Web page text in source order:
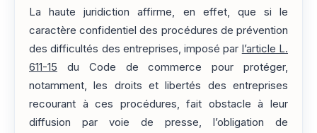
La haute juridiction affirme, en effet, que si le
caractère confidentiel des procédures de prévention
des difficultés des entreprises, imposé par l’article L.
611-15 du Code de commerce pour protéger,
notamment, les droits et libertés des entreprises
recourant à ces procédures, fait obstacle à leur
diffusion par voie de presse, l’obligation de